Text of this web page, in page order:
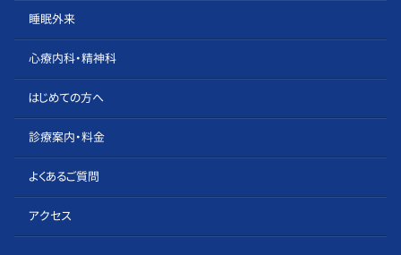
睡眠外来
心療内科・精神科
はじめての方へ
診療案内・料金
よくあるご質問
アクセス